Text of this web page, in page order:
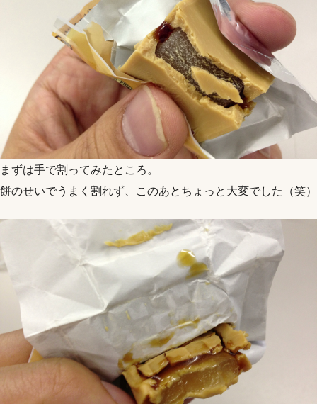
まずは手で割ってみたところ。
餅のせいでうまく割れず、このあとちょっと大変でした（笑）